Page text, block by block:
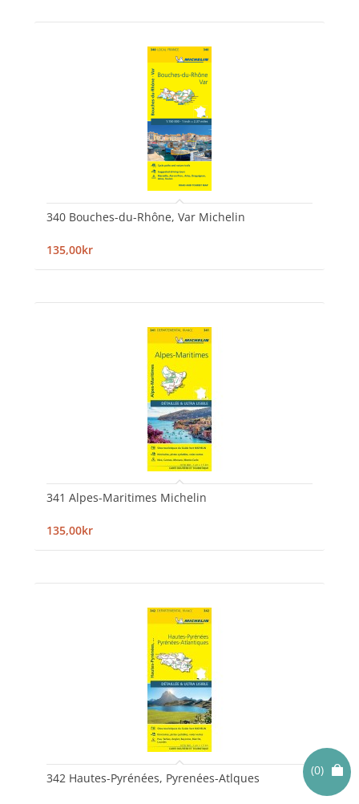
(0)
340 Bouches-du-Rhône, Var Michelin
135,00kr
341 Alpes-Maritimes Michelin
135,00kr
342 Hautes-Pyrénées, Pyrenées-Atlques